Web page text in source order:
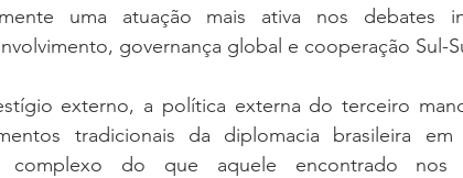
uma atuação mais ativa nos debates
governança global e cooperação Sul-
externo, a política externa do terceiro
tradicionais da diplomacia brasileira
complexo do que aquele encontrado nos